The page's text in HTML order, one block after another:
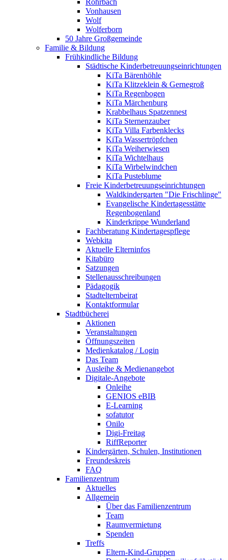
Rohrbach
Vonhausen
Wolf
Wolferborn
50 Jahre Großgemeinde
Familie & Bildung
Frühkindliche Bildung
Städtische Kinderbetreuungseinrichtungen
KiTa Bärenhöhle
KiTa Klitzeklein & Gernegroß
KiTa Regenbogen
KiTa Märchenburg
Krabbelhaus Spatzennest
KiTa Sternenzauber
KiTa Villa Farbenklecks
KiTa Wassertröpfchen
KiTa Weiherwiesen
KiTa Wichtelhaus
KiTa Wirbelwindchen
KiTa Pusteblume
Freie Kinderbetreuungseinrichtungen
Waldkindergarten "Die Frischlinge"
Evangelische Kindertagesstätte
Regenbogenland
Kinderkrippe Wunderland
Fachberatung Kindertagespflege
Webkita
Aktuelle Elterninfos
Kitabüro
Satzungen
Stellenausschreibungen
Pädagogik
Stadtelternbeirat
Kontaktformular
Stadtbücherei
Aktionen
Veranstaltungen
Öffnungszeiten
Medienkatalog / Login
Das Team
Ausleihe & Medienangebot
Digitale-Angebote
Onleihe
GENIOS eBIB
E-Learning
sofatutor
Onilo
Digi-Freitag
RiffReporter
Kindergärten, Schulen, Institutionen
Freundeskreis
FAQ
Familienzentrum
Aktuelles
Allgemein
Über das Familienzentrum
Team
Raumvermietung
Spenden
Treffs
Eltern-Kind-Gruppen